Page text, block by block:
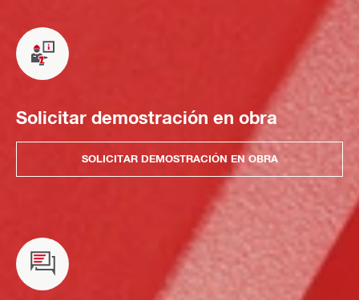
Solicitar demostración en obra
SOLICITAR DEMOSTRACIÓN EN OBRA